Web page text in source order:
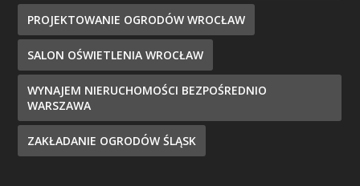
PROJEKTOWANIE OGRODÓW WROCŁAW
SALON OŚWIETLENIA WROCŁAW
WYNAJEM NIERUCHOMOŚCI BEZPOŚREDNIO
WARSZAWA
ZAKŁADANIE OGRODÓW ŚLĄSK